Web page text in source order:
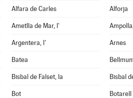
Alfara de Carles Alforja
Ametlla de Mar, l'
Argentera, l' Arnes
Batea
Bisbal de Falset, la Bisbal
Bot Botarell